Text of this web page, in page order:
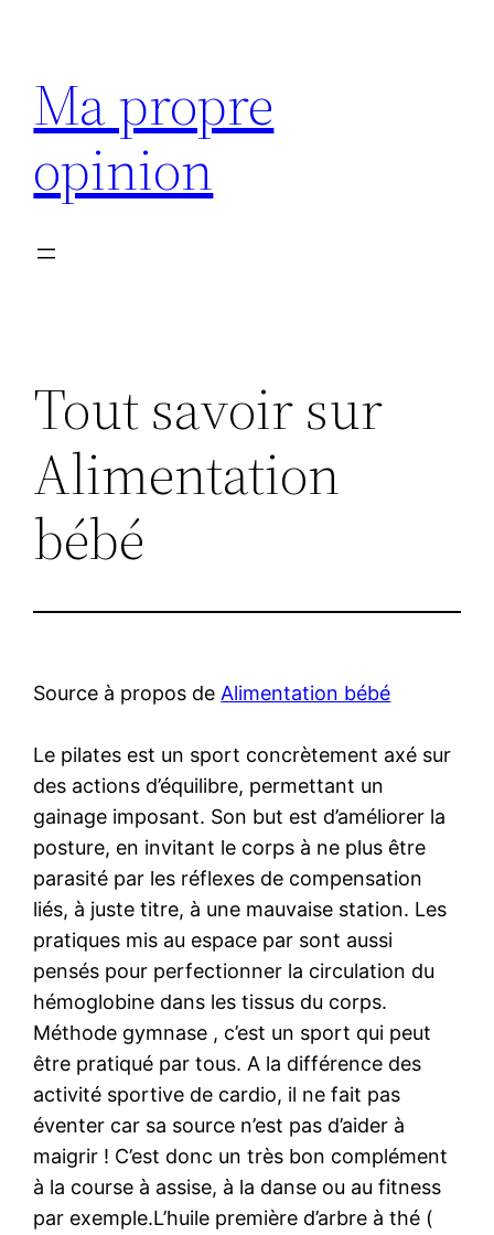
contenu
Ma propre
opinion
Tout savoir sur
Alimentation
bébé
Source à propos de Alimentation bébé
Le pilates est un sport concrètement axé sur
des actions d’équilibre, permettant un
gainage imposant. Son but est d’améliorer la
posture, en invitant le corps à ne plus être
parasité par les réflexes de compensation
liés, à juste titre, à une mauvaise station. Les
pratiques mis au espace par sont aussi
pensés pour perfectionner la circulation du
hémoglobine dans les tissus du corps.
Méthode gymnase , c’est un sport qui peut
être pratiqué par tous. A la différence des
activité sportive de cardio, il ne fait pas
éventer car sa source n’est pas d’aider à
maigrir ! C’est donc un très bon complément
à la course à assise, à la danse ou au fitness
par exemple.L’huile première d’arbre à thé (